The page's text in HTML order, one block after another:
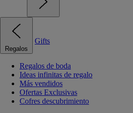
Regalos
Gifts
Regalos de boda
Ideas infinitas de regalo
Más vendidos
Ofertas Exclusivas
Cofres descubrimiento